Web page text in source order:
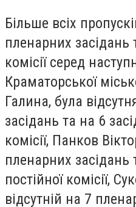
Більше всіх
пленарних засідань
комісії серед
Краматорської
Галина, була
засідань та на 6
комісії, Панков
пленарних засідань
постійної комісії,
відсутній на 7